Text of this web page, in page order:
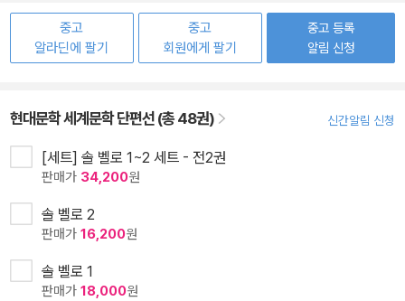
중고
알라딘에 팔기
중고
회원에게 팔기
중고 등록
알림 신청
현대문학 세계문학 단편선 (총 48권) 신간알림 신청
[세트] 솔 벨로 1~2 세트 - 전2권
판매가 34,200원
솔 벨로 2
판매가 16,200원
솔 벨로 1
판매가 18,000원